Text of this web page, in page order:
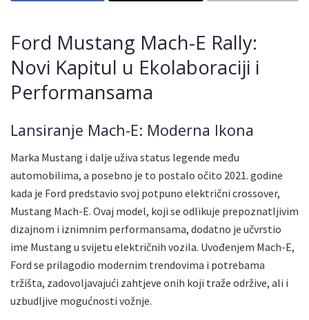
Ford Mustang Mach-E Rally:
Novi Kapitul u Ekolaboraciji i
Performansama
Lansiranje Mach-E: Moderna Ikona
Marka Mustang i dalje uživa status legende među
automobilima, a posebno je to postalo očito 2021. godine
kada je Ford predstavio svoj potpuno električni crossover,
Mustang Mach-E. Ovaj model, koji se odlikuje prepoznatljivim
dizajnom i iznimnim performansama, dodatno je učvrstio
ime Mustang u svijetu električnih vozila. Uvođenjem Mach-E,
Ford se prilagodio modernim trendovima i potrebama
tržišta, zadovoljavajući zahtjeve onih koji traže održive, ali i
uzbudljive mogućnosti vožnje.